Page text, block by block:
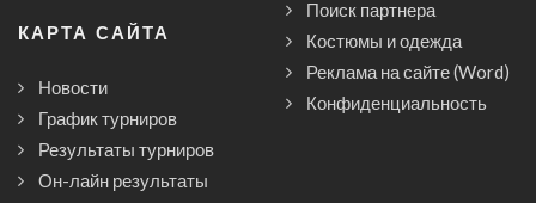
КАРТА САЙТА
Новости
График турниров
Результаты турниров
Он-лайн результаты
Поиск партнера
Костюмы и одежда
Реклама на сайте (Word)
Конфиденциальность